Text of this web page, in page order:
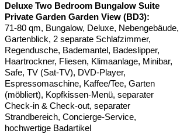
Deluxe Two Bedroom Bungalow Suite
Private Garden Garden View (BD3):
71-80 qm, Bungalow, Deluxe, Nebengebäude,
Gartenblick, 2 separate Schlafzimmer,
Regendusche, Bademantel, Badeslipper,
Haartrockner, Fliesen, Klimaanlage, Minibar,
Safe, TV (Sat-TV), DVD-Player,
Espressomaschine, Kaffee/Tee, Garten
(möbliert), Kopfkissen-Menü, separater
Check-in & Check-out, separater
Strandbereich, Concierge-Service,
hochwertige Badartikel